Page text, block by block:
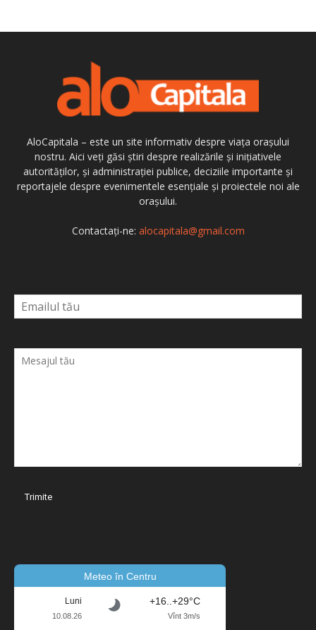
AloCapitala – este un site informativ despre viața orașului
nostru. Aici veți găsi știri despre realizările și inițiativele
autorităților, și administrației publice, deciziile importante și
reportajele despre evenimentele esențiale și proiectele noi ale
orașului.
Contactați-ne: alocapitala@gmail.com
Meteo în Centru
Luni
10.08.26
+16..+29°C
Vînt 3m/s